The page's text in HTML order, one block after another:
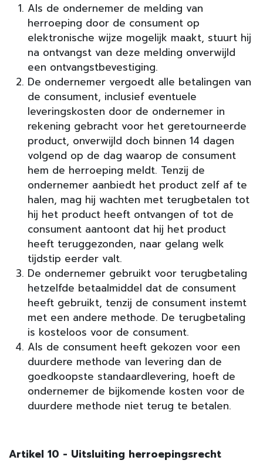
Als de ondernemer de melding van
herroeping door de consument op
elektronische wijze mogelijk maakt, stuurt hij
na ontvangst van deze melding onverwijld
een ontvangstbevestiging.
De ondernemer vergoedt alle betalingen van
de consument, inclusief eventuele
leveringskosten door de ondernemer in
rekening gebracht voor het geretourneerde
product, onverwijld doch binnen 14 dagen
volgend op de dag waarop de consument
hem de herroeping meldt. Tenzij de
ondernemer aanbiedt het product zelf af te
halen, mag hij wachten met terugbetalen tot
hij het product heeft ontvangen of tot de
consument aantoont dat hij het product
heeft teruggezonden, naar gelang welk
tijdstip eerder valt.
De ondernemer gebruikt voor terugbetaling
hetzelfde betaalmiddel dat de consument
heeft gebruikt, tenzij de consument instemt
met een andere methode. De terugbetaling
is kosteloos voor de consument.
Als de consument heeft gekozen voor een
duurdere methode van levering dan de
goedkoopste standaardlevering, hoeft de
ondernemer de bijkomende kosten voor de
duurdere methode niet terug te betalen.
Artikel 10 - Uitsluiting herroepingsrecht